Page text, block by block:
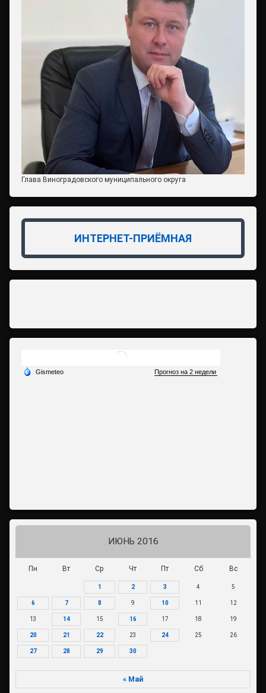
Глава Виноградовского муниципального округа
ИНТЕРНЕТ-ПРИЁМНАЯ
ИЮНЬ 2016
Пн Вт Ср Чт Пт Сб Вс
1 2 3 4 5
6 7 8 9 10 11 12
13 14 15 16 17 18 19
20 21 22 23 24 25 26
27 28 29 30
« Май